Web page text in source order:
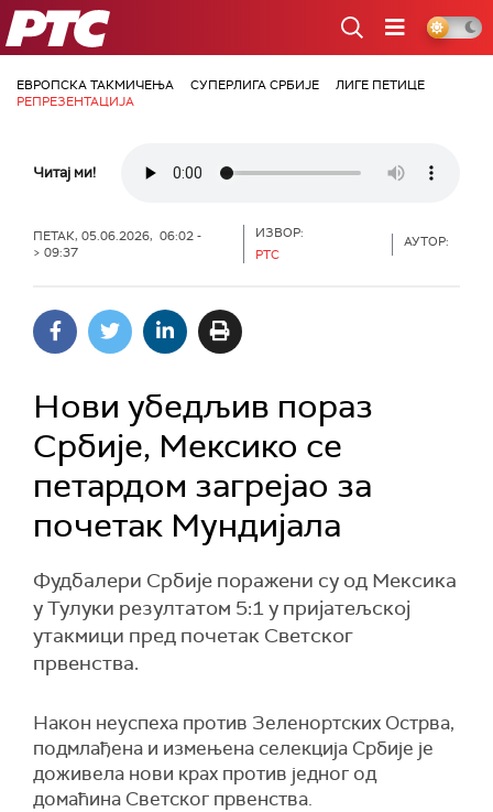
РТС
ЕВРОПСКА ТАКМИЧЕЊА СУПЕРЛИГА СРБИЈЕ
ЛИГЕ ПЕТИЦЕ
РЕПРЕЗЕНТАЦИЈА
Читај ми!
ПЕТАК, 05.06.2026, 06:02 -
> 09:37
ИЗВОР:
РТС
АУТОР:
Нови убедљив пораз
Србије, Мексико се
петардом загрејао за
почетак Мундијала
Фудбалери Србије поражени су од Мексика
у Тулуки резултатом 5:1 у пријатељској
утакмици пред почетак Светског
првенства.
Након неуспеха против Зеленортских Острва,
подмлађена и измењена селекција Србије је
доживела нови крах против једног од
домаћина Светског првенства.